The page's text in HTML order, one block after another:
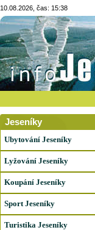
10.08.2026, čas: 15:38
Jeseníky
Ubytování Jeseníky
Lyžování Jeseníky
Koupání Jeseníky
Sport Jeseníky
Turistika Jeseníky